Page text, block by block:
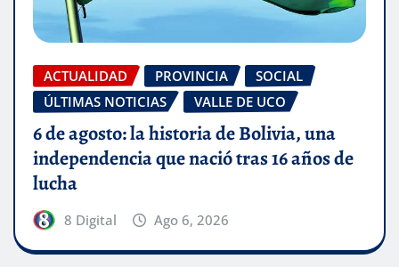
ACTUALIDAD PROVINCIA
SOCIAL
ÚLTIMAS NOTICIAS
VALLE DE UCO
6 de agosto: la historia de Bolivia, una
independencia que nació tras 16 años de
lucha
8 Digital Ago 6, 2026